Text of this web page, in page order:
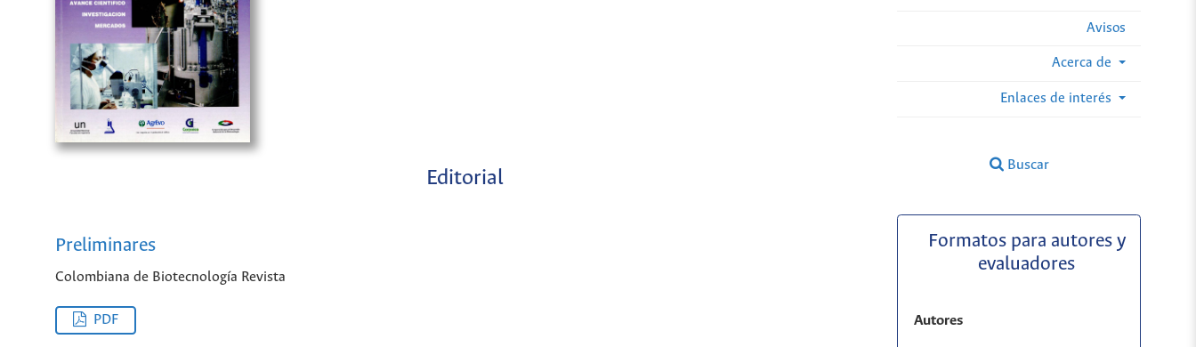
Avisos
Acerca de
Enlaces de interés
Buscar
Editorial
Preliminares
Colombiana de Biotecnología Revista
PDF
Formatos para autores y
evaluadores
Autores